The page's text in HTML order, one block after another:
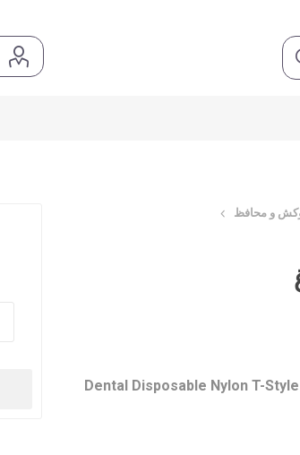
و محافظ
Dental Disposable Nylon T-